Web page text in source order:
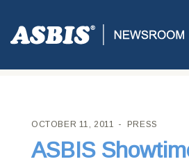
ASBIS CROATIA> PRESS> ASBIS
KAŽU O NAMA – PC
OCTOBER 11, 2011 PRESS
ASBIS